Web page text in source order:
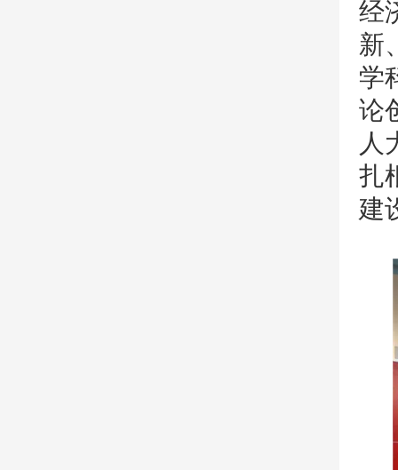
经
新
学
论
人
扎
建